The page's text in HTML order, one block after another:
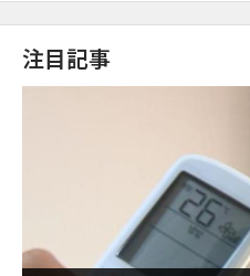
注目記事